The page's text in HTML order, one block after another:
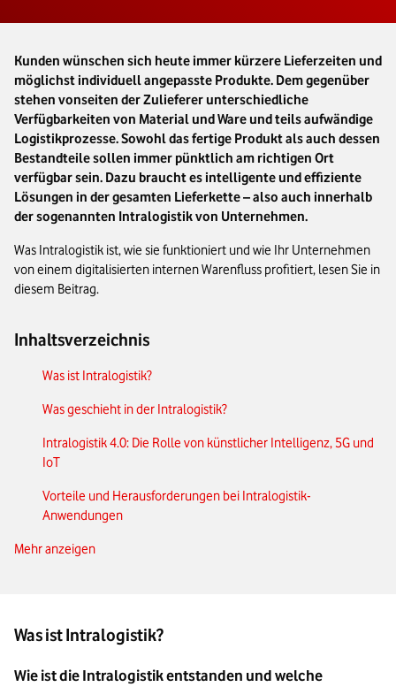
Kunden wünschen sich heute immer kürzere Lieferzeiten und
möglichst individuell angepasste Produkte. Dem gegenüber
stehen vonseiten der Zulieferer unterschiedliche
Verfügbarkeiten von Material und Ware und teils aufwändige
Logistikprozesse. Sowohl das fertige Produkt als auch dessen
Bestandteile sollen immer pünktlich am richtigen Ort
verfügbar sein. Dazu braucht es intelligente und effiziente
Lösungen in der gesamten Lieferkette – also auch innerhalb
der sogenannten Intralogistik von Unternehmen.
Was Intralogistik ist, wie sie funktioniert und wie Ihr Unternehmen
von einem digitalisierten internen Warenfluss profitiert, lesen Sie in
diesem Beitrag.
Inhaltsverzeichnis
Was ist Intralogistik?
Was geschieht in der Intralogistik?
Intralogistik 4.0: Die Rolle von künstlicher Intelligenz, 5G und
IoT
Vorteile und Herausforderungen bei Intralogistik-
Anwendungen
Die Zukunft der Intralogistik
Mehr anzeigen
Was ist Intralogistik?
Wie ist die Intralogistik entstanden und welche